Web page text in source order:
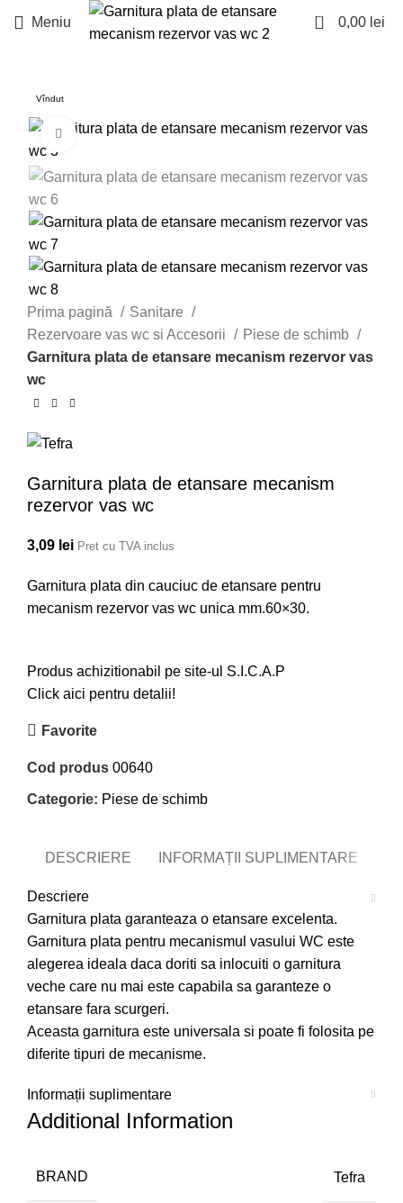
Meniu 0 0,00 lei
Vîndut
Faceți click pentru a mări
Prima pagină
Sanitare
Rezervoare vas wc si Accesorii
Piese de schimb
Garnitura plata de etansare mecanism rezervor vas
wc
Garnitura plata de etansare mecanism
rezervor vas wc
3,09 lei Pret cu TVA inclus
Garnitura plata din cauciuc de etansare pentru
mecanism rezervor vas wc unica mm.60×30.
Produs achizitionabil pe site-ul S.I.C.A.P
Click aici pentru detalii!
Favorite
Cod produs 00640
Categorie: Piese de schimb
DESCRIERE INFORMAȚII SUPLIMENTARE
Descriere
Garnitura plata garanteaza o etansare excelenta.
Garnitura plata pentru mecanismul vasului WC este
alegerea ideala daca doriti sa inlocuiti o garnitura
veche care nu mai este capabila sa garanteze o
etansare fara scurgeri.
Aceasta garnitura este universala si poate fi folosita pe
diferite tipuri de mecanisme.
Informații suplimentare
Additional Information
BRAND Tefra